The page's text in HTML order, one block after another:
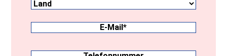
E-
Mail(erforderlich)
Telefonnummer